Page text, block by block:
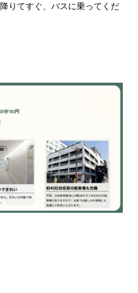
りてすぐ、バスに乗ってくだ